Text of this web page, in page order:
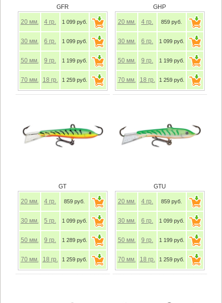
GFR
20 мм. 4 гр. 1 099 руб.
30 мм. 6 гр. 1 099 руб.
50 мм. 9 гр. 1 199 руб.
70 мм. 18 гр. 1 259 руб.
GHP
20 мм. 4 гр. 859 руб.
30 мм. 6 гр. 1 099 руб.
50 мм. 9 гр. 1 199 руб.
70 мм. 18 гр. 1 259 руб.
GT
20 мм. 4 гр. 859 руб.
30 мм. 5 гр. 1 099 руб.
50 мм. 9 гр. 1 289 руб.
70 мм. 18 гр. 1 259 руб.
GTU
20 мм. 4 гр. 859 руб.
30 мм. 6 гр. 1 099 руб.
50 мм. 9 гр. 1 199 руб.
70 мм. 18 гр. 1 259 руб.